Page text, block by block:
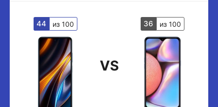
44 из 100
VS
36 из 100